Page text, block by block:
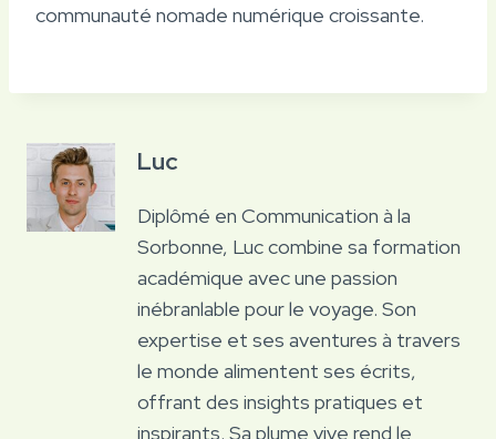
communauté nomade numérique croissante.
Luc
Diplômé en Communication à la
Sorbonne, Luc combine sa formation
académique avec une passion
inébranlable pour le voyage. Son
expertise et ses aventures à travers
le monde alimentent ses écrits,
offrant des insights pratiques et
inspirants. Sa plume vive rend le